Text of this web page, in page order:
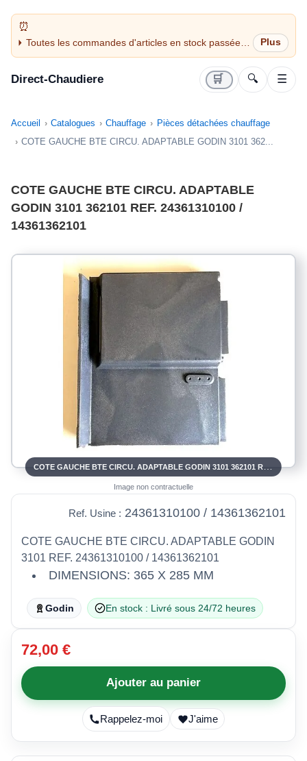
Toutes les commandes d'articles en stock passées
avant 14H sont expédiées le jour même (jours
Direct-Chaudiere 🛒 🔍 ☰
Accueil Catalogues Chauffage
Pièces détachées chauffage
COTE GAUCHE BTE CIRCU. ADAPTABLE GODIN 3101 362...
COTE GAUCHE BTE CIRCU. ADAPTABLE
GODIN 3101 362101 REF. 24361310100 /
14361362101
COTE GAUCHE BTE CIRCU. ADAPTABLE GODIN 3101 362101 REF. 24361310100 / 14361362101
Image non contractuelle
Ref. Usine : 24361310100 / 14361362101
COTE GAUCHE BTE CIRCU. ADAPTABLE GODIN
3101 REF. 24361310100 / 14361362101
DIMENSIONS: 365 X 285 MM
Godin En stock : Livré sous 24/72 heures
72,00 €
Ajouter au panier
Rappelez-moi J'aime